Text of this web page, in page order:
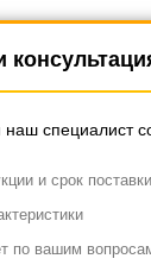
специалист
и срок поставки
по вашим